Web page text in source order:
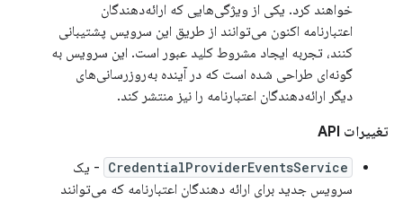
خواهند کرد. یکی از ویژگی‌هایی که ارائه‌دهندگان
اعتبارنامه اکنون می‌توانند از طریق این سرویس پشتیبانی
کنند، تجربه ایجاد مشروط کلید عبور است. این سرویس به
گونه‌ای طراحی شده است که در آینده به‌روزرسانی‌های
دیگر ارائه‌دهندگان اعتبارنامه را نیز منتشر کند.
تغییرات API
CredentialProviderEventsService - یک
سرویس جدید برای ارائه دهندگان اعتبارنامه که می‌توانند